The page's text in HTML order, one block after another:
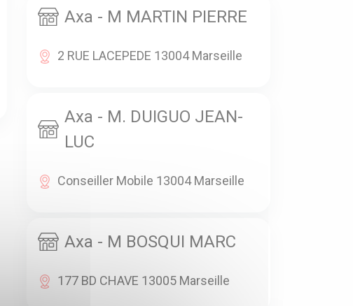
Axa - M MARTIN PIERRE
2 RUE LACEPEDE 13004 Marseille
Axa - M. DUIGUO JEAN-
LUC
Conseiller Mobile 13004 Marseille
Axa - M BOSQUI MARC
177 BD CHAVE 13005 Marseille